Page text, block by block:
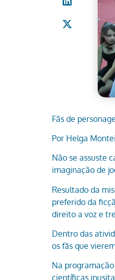
Fãs de
Por Helga
Não se assuste
imaginação de
Resultado da
preferido da
direito a voz e
Dentro das
os fãs que
Na
científicas